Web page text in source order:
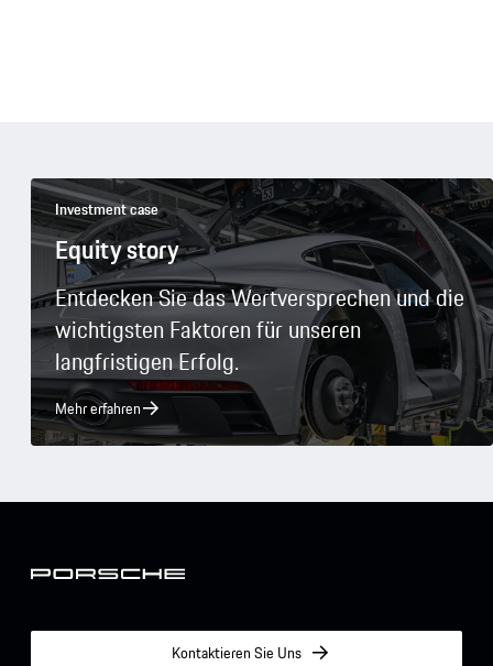
Investment case
Equity story
Entdecken Sie das Wertversprechen und die
wichtigsten Faktoren für unseren
langfristigen Erfolg.
Mehr erfahren
Kontaktieren Sie Uns